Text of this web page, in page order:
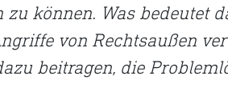
zu können. Was bedeutet
von Rechtsaußen
beitragen, die